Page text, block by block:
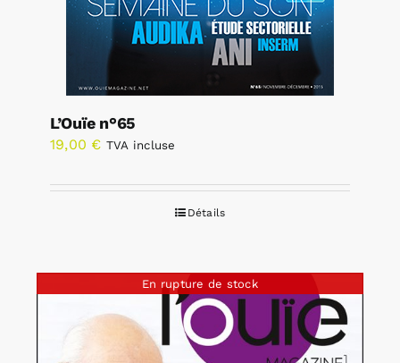
L’Ouïe n°65
19,00 € TVA incluse
Détails
En rupture de stock